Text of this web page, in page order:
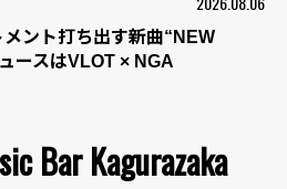
ント打ち出す新曲“NEW
ースはVLOT × NGA
Bar Kagurazaka